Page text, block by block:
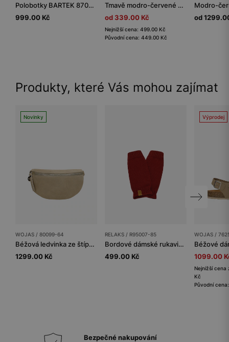
Polobotky BARTEK 87003-16, pro chlapce, tmavě modro-oranžové
999.00 Kč
Tmavě modro-červené bazénové boty Spider-Man BARTEK 85203-16
od 339.00 Kč
Nejnižší cena: 499.00 Kč
Původní cena: 449.00 Kč
od
Produkty, které Vás mohou zajímat
Novinky
WOJAS / 80099-64
Béžová ledvinka ze štípenky
1299.00 Kč
RELAKS / R95007-85
Bordové dámské rukavice bez prstů RELAKS
499.00 Kč
Výprodej
WOJAS /
1099.00
Nejnižší cena
Kč
Původní
Bezpečné nakupování